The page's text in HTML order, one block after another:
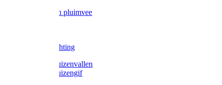
Voerbakken pluimvee
LED verlichting
Ratten / Muizenvallen
Ratten / Muizengif